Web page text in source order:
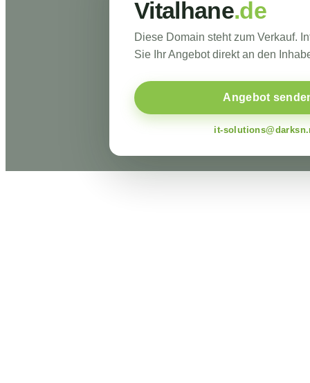
Vitalhane.de
Diese Domain steht zum Verkauf.
Sie Ihr Angebot direkt an den
Angebot
it-